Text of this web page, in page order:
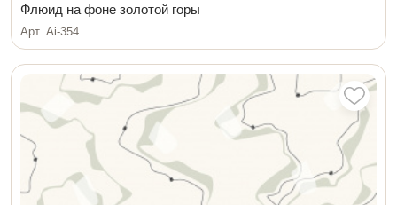
Флюид на фоне золотой горы
Арт. Ai-354